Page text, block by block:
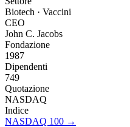
Biotech · Vaccini
CEO
John C. Jacobs
Fondazione
1987
Dipendenti
749
Quotazione
NASDAQ
Indice
NASDAQ 100 →